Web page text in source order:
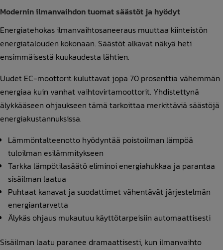
Modernin ilmanvaihdon tuomat säästöt ja hyödyt
Energiatehokas ilmanvaihtosaneeraus muuttaa kiinteistön
energiatalouden kokonaan. Säästöt alkavat näkyä heti
ensimmäisestä kuukaudesta lähtien.
Uudet EC-moottorit kuluttavat jopa 70 prosenttia vähemmän
energiaa kuin vanhat vaihtovirtamoottorit. Yhdistettynä
älykkääseen ohjaukseen tämä tarkoittaa merkittäviä säästöjä
energiakustannuksissa.
Lämmöntalteenotto hyödyntää poistoilman lämpöä
tuloilman esilämmitykseen
Tarkka lämpötilasäätö eliminoi energiahukkaa ja parantaa
sisäilman laatua
Puhtaat kanavat ja suodattimet vähentävät järjestelmän
energiantarvetta
Älykäs ohjaus mukautuu käyttötarpeisiin automaattisesti
Sisäilman laatu paranee dramaattisesti, kun ilmanvaihto